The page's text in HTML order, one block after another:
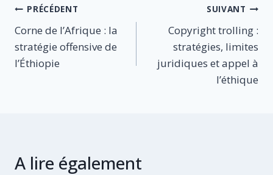
Navigation
de
l’article
PRÉCÉDENT
Corne de l’Afrique : la
stratégie offensive de
l’Éthiopie
SUIVANT
Copyright trolling :
stratégies, limites
juridiques et appel à
l’éthique
A lire également